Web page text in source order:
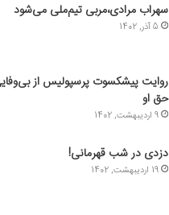
سهراب مرادی،مربی تیم‌ملی می‌شود
5 آذر, 1402
روایت پیشکسوت پرسپولیس از
حق او
9 اردیبهشت, 1402
دزدی در شب قهرمانی!
19 اردیبهشت, 1402